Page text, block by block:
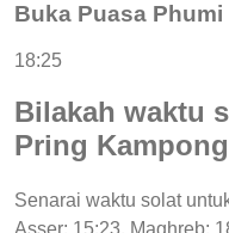
Buka Puasa
18:25
Bilakah waktu
Pring
Senarai waktu solat
Asser: 15:23, Maghreb: